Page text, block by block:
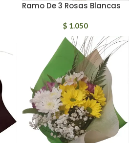
Ramo De 3 Rosas Blancas
$ 1.050